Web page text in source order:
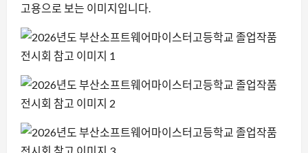
고용으로 보는 이미지입니다.